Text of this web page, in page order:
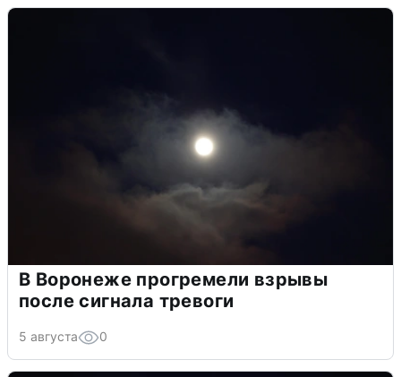
В Воронеже прогремели взрывы
после сигнала тревоги
5 августа 0